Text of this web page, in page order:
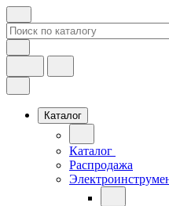
Каталог
Каталог
Распродажа